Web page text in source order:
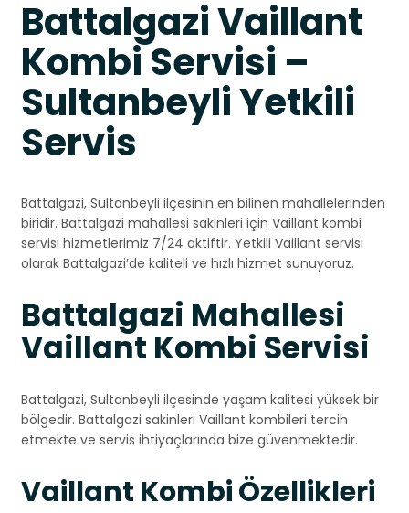
Battalgazi Vaillant
Kombi Servisi –
Sultanbeyli Yetkili
Servis
Battalgazi, Sultanbeyli ilçesinin en bilinen mahallelerinden
biridir. Battalgazi mahallesi sakinleri için Vaillant kombi
servisi hizmetlerimiz 7/24 aktiftir. Yetkili Vaillant servisi
olarak Battalgazi’de kaliteli ve hızlı hizmet sunuyoruz.
Battalgazi Mahallesi
Vaillant Kombi Servisi
Battalgazi, Sultanbeyli ilçesinde yaşam kalitesi yüksek bir
bölgedir. Battalgazi sakinleri Vaillant kombileri tercih
etmekte ve servis ihtiyaçlarında bize güvenmektedir.
Vaillant Kombi Özellikleri